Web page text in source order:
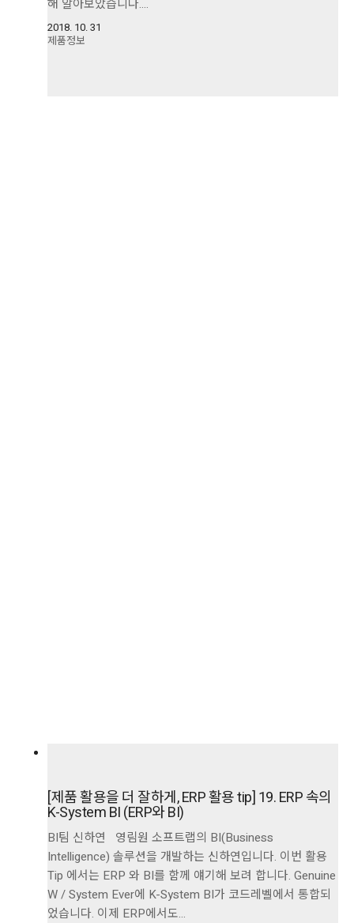
해 알아보았습니다.…
2018. 10. 31
제품정보
[제품 활용을 더 잘하게, ERP 활용 tip] 19. ERP 속의
K-System BI (ERP와 BI)
BI팀 신하연 영림원 소프트랩의 BI(Business
Intelligence) 솔루션을 개발하는 신하연입니다. 이번 활용
Tip 에서는 ERP 와 BI를 함께 얘기해 보려 합니다. Genuine
W / System Ever에 K-System BI가 코드레벨에서 통합되
었습니다. 이제 ERP에서도…